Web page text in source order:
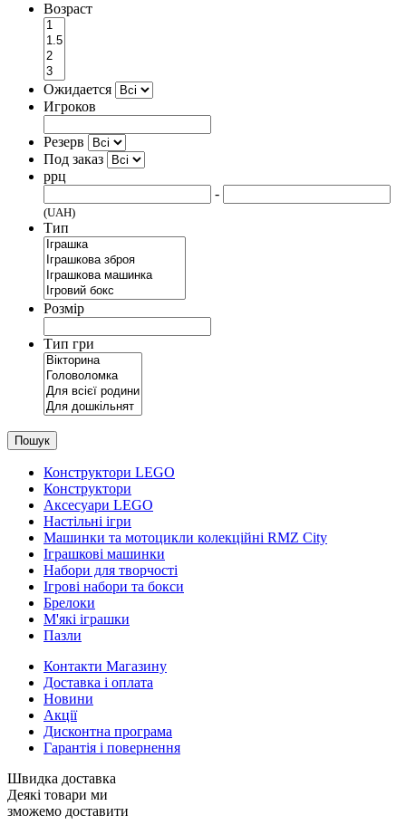
Возраст
Ожидается
Игроков
Резерв
Под заказ
ррц
-
(UAH)
Тип
Розмір
Тип гри
Пошук
Конструктори LEGO
Конструктори
Аксесуари LEGO
Настільні ігри
Машинки та мотоцикли колекційні RMZ City
Іграшкові машинки
Набори для творчості
Ігрові набори та бокси
Брелоки
М'які іграшки
Пазли
Контакти Магазину
Доставка і оплата
Новини
Акції
Дисконтна програма
Гарантія і повернення
Швидка доставка
Деякі товари ми
зможемо доставити